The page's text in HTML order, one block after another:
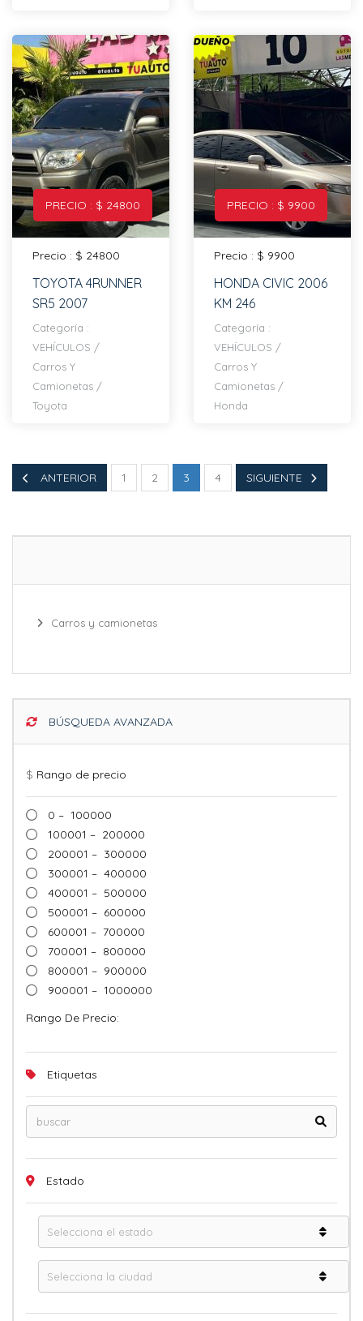
PRECIO : $ 24800
Precio : $ 24800
TOYOTA 4RUNNER
SR5 2007
Categoría :
VEHÍCULOS /
Carros Y
Camionetas /
Toyota
PRECIO : $ 9900
Precio : $ 9900
HONDA CIVIC 2006
KM 246
Categoría :
VEHÍCULOS /
Carros Y
Camionetas /
Honda
ANTERIOR 1 2 3 4 SIGUIENTE
Carros y camionetas
BÚSQUEDA AVANZADA
$ Rango de precio
0 – 100000
100001 – 200000
200001 – 300000
300001 – 400000
400001 – 500000
500001 – 600000
600001 – 700000
700001 – 800000
800001 – 900000
900001 – 1000000
Rango De Precio:
Etiquetas
Estado